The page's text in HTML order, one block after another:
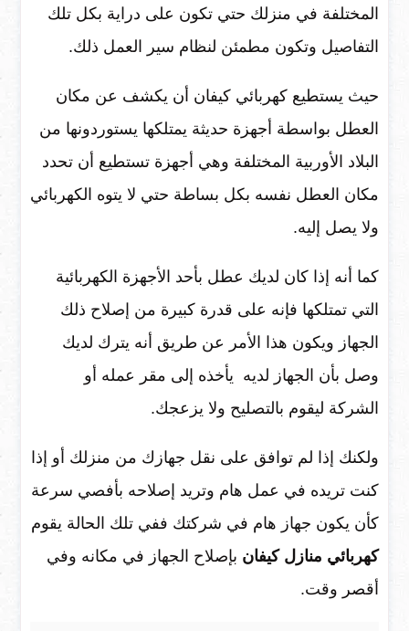
المختلفة في منزلك حتي تكون على دراية بكل تلك
التفاصيل وتكون مطمئن لنظام سير العمل ذلك.
حيث يستطيع كهربائي كيفان أن يكشف عن مكان
العطل بواسطة أجهزة حديثة يمتلكها يستوردونها من
البلاد الأوربية المختلفة وهي أجهزة تستطيع أن تحدد
مكان العطل نفسه بكل بساطة حتي لا يتوه الكهربائي
ولا يصل إليه.
كما أنه إذا كان لديك عطل بأحد الأجهزة الكهربائية
التي تمتلكها فإنه على قدرة كبيرة من إصلاح ذلك
الجهاز ويكون هذا الأمر عن طريق أنه يترك لديك
وصل بأن الجهاز لديه يأخذه إلى مقر عمله أو
الشركة ليقوم بالتصليح ولا يزعجك.
ولكنك إذا لم توافق على نقل جهازك من منزلك أو إذا
كنت تريده في عمل هام وتريد إصلاحه بأفصي سرعة
كأن يكون جهاز هام في شركتك ففي تلك الحالة يقوم
كهربائي منازل كيفان بإصلاح الجهاز في مكانه وفي
أقصر وقت.